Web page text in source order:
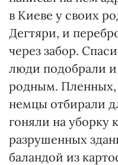
в Киеве у своих
Дегтяри, и
через забор.
люди подобрали
родным. Пленных,
немцы отбирали
гоняли на уборку
разрушенных
баландой из